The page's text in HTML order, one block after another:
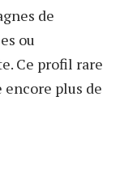
de
ou
Ce profil rare
plus de